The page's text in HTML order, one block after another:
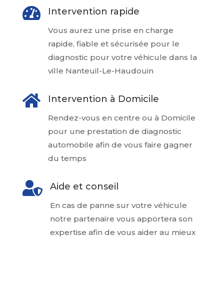
 Intervention rapide
Vous aurez une prise en charge
rapide, fiable et sécurisée pour le
diagnostic pour votre véhicule dans la
ville Nanteuil-Le-Haudouin
 Intervention à Domicile
Rendez-vous en centre ou à Domicile
pour une prestation de diagnostic
automobile afin de vous faire gagner
du temps
 Aide et conseil
En cas de panne sur votre véhicule
notre partenaire vous apportera son
expertise afin de vous aider au mieux